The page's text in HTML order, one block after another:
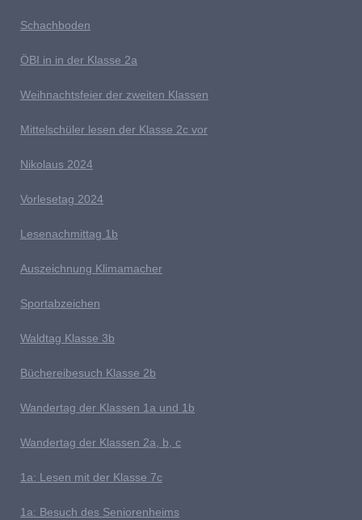
Schachboden
ÖBI in in der Klasse 2a
Weihnachtsfeier der zweiten Klassen
Mittelschüler lesen der Klasse 2c vor
Nikolaus 2024
Vorlesetag 2024
Lesenachmittag 1b
Auszeichnung Klimamacher
Sportabzeichen
Waldtag Klasse 3b
Büchereibesuch Klasse 2b
Wandertag der Klassen 1a und 1b
Wandertag der Klassen 2a, b, c
1a: Lesen mit der Klasse 7c
1a: Besuch des Seniorenheims